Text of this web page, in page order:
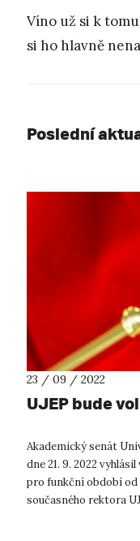
Víno už si k
si ho hlavně
Poslední
23 / 09 / 2022
UJEP bude
Akademický senát
dne 21. 9. 2022
pro funkční období od
současného rektora